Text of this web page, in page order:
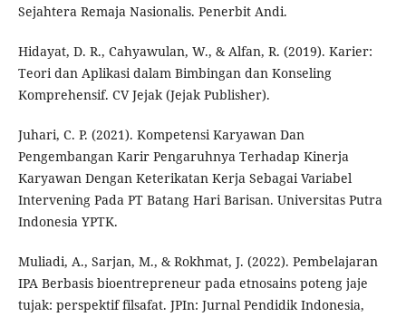
Sejahtera Remaja Nasionalis. Penerbit Andi.
Hidayat, D. R., Cahyawulan, W., & Alfan, R. (2019). Karier:
Teori dan Aplikasi dalam Bimbingan dan Konseling
Komprehensif. CV Jejak (Jejak Publisher).
Juhari, C. P. (2021). Kompetensi Karyawan Dan
Pengembangan Karir Pengaruhnya Terhadap Kinerja
Karyawan Dengan Keterikatan Kerja Sebagai Variabel
Intervening Pada PT Batang Hari Barisan. Universitas Putra
Indonesia YPTK.
Muliadi, A., Sarjan, M., & Rokhmat, J. (2022). Pembelajaran
IPA Berbasis bioentrepreneur pada etnosains poteng jaje
tujak: perspektif filsafat. JPIn: Jurnal Pendidik Indonesia,